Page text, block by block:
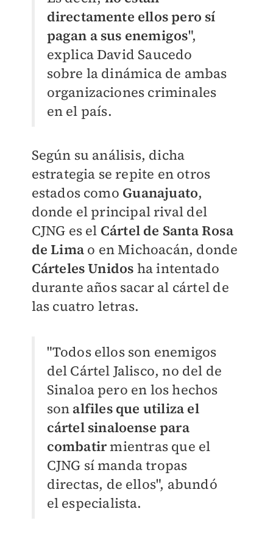
directamente ellos pero sí
pagan a sus enemigos",
explica David Saucedo
sobre la dinámica de ambas
organizaciones criminales
en el país.
Según su análisis, dicha
estrategia se repite en otros
estados como Guanajuato,
donde el principal rival del
CJNG es el Cártel de Santa Rosa
de Limao en Michoacán, donde
Cárteles Unidos ha intentado
durante años sacar al cártel de
las cuatro letras.
"Todos ellos son enemigos
del Cártel Jalisco, no del de
Sinaloa pero en los hechos
son alfiles que utiliza el
cártel sinaloense para
combatirmientras que el
CJNG sí manda tropas
directas, de ellos", abundó
el especialista.